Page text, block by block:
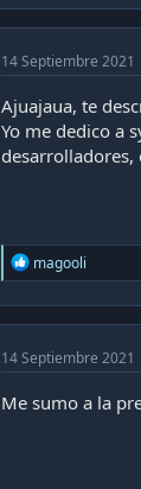
i
o
n
s
:
14 Septiembre 2021
Ajuajaua, te
Yo me dedico a
desarrolladores,
R
e
i
o
s
magooli
14 Septiembre 2021
Me sumo a la